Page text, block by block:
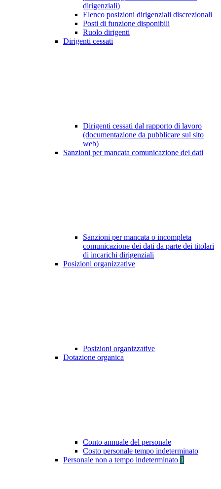
dirigenziali)
Elenco posizioni dirigenziali discrezionali
Posti di funzione disponibili
Ruolo dirigenti
Dirigenti cessati
Dirigenti cessati dal rapporto di lavoro
(documentazione da pubblicare sul sito
web)
Sanzioni per mancata comunicazione dei dati
Sanzioni per mancata o incompleta
comunicazione dei dati da parte dei titolari
di incarichi dirigenziali
Posizioni organizzative
Posizioni organizzative
Dotazione organica
Conto annuale del personale
Costo personale tempo indeterminato
Personale non a tempo indeterminato 1